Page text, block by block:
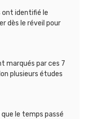
ont identifié le
dès le réveil pour
marqués par ces 7
plusieurs études
que le temps passé